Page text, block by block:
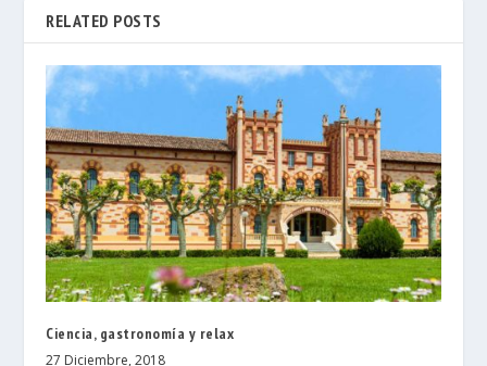
RELATED POSTS
Ciencia, gastronomía y relax
27 Diciembre, 2018